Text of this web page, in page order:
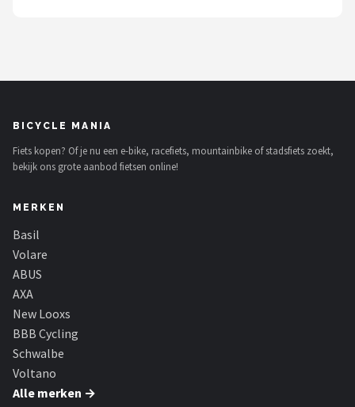
Schwalbe
Voltano
Shimano
Cortina
Alle merken →
BICYCLE MANIA
Fiets kopen? Of je nu een e-bike, racefiets, mountainbike of stadsfiets zoekt,
bekijk ons grote aanbod fietsen online!
MERKEN
Basil
Volare
ABUS
AXA
New Looxs
BBB Cycling
Schwalbe
Voltano
Alle merken →